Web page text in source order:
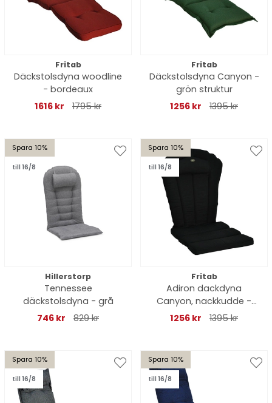
Fritab
Däckstolsdyna woodline
- bordeaux
1616 kr
1795 kr
Fritab
Däckstolsdyna Canyon -
grön struktur
1256 kr
1395 kr
Spara 10%
till 16/8
Hillerstorp
Tennessee
däckstolsdyna - grå
746 kr
829 kr
Spara 10%
till 16/8
Fritab
Adiron dackdyna
Canyon, nackkudde -
svart struktur
1256 kr 1395 kr
Spara 10%
till 16/8
Spara 10%
till 16/8